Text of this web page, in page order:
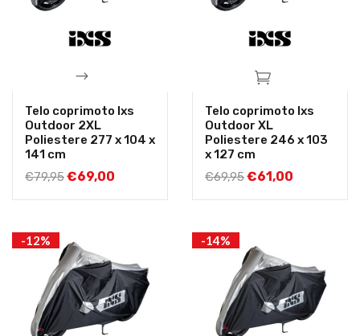
Telo coprimoto Ixs
Outdoor 2XL
Poliestere 277 x 104 x
141 cm
€79,95€69,00
Telo coprimoto Ixs
Outdoor XL
Poliestere 246 x 103
x 127 cm
€69,95€61,00
-12% -14%